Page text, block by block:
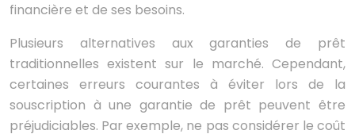
financière et de ses besoins.
Plusieurs alternatives aux garanties de prêt
traditionnelles existent sur le marché. Cependant,
certaines erreurs courantes à éviter lors de la
souscription à une garantie de prêt peuvent être
préjudiciables. Par exemple, ne pas considérer le coût